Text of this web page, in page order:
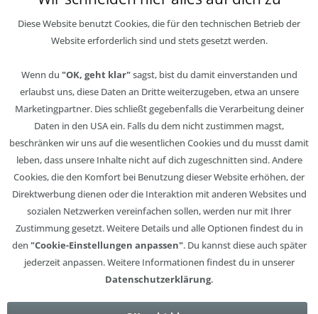
Diese Website benutzt Cookies, die für den technischen Betrieb der
Website erforderlich sind und stets gesetzt werden.
Wenn du "OK, geht klar"sagst, bist du damit einverstanden und
erlaubst uns, diese Daten an Dritte weiterzugeben, etwa an unsere
Marketingpartner. Dies schließt gegebenfalls die Verarbeitung deiner
Daten in den USA ein. Falls du dem nicht zustimmen magst,
beschränken wir uns auf die wesentlichen Cookies und du musst damit
leben, dass unsere Inhalte nicht auf dich zugeschnitten sind. Andere
Cookies, die den Komfort bei Benutzung dieser Website erhöhen, der
Direktwerbung dienen oder die Interaktion mit anderen Websites und
sozialen Netzwerken vereinfachen sollen, werden nur mit Ihrer
Zustimmung gesetzt. Weitere Details und alle Optionen findest du in
den "Cookie-Einstellungen anpassen". Du kannst diese auch später
jederzeit anpassen. Weitere Informationen findest du in unserer
Datenschutzerklärung.